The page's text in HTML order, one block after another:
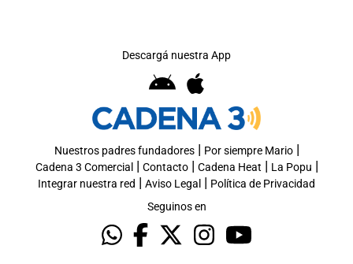
Descargá nuestra App
Nuestros padres fundadores| Por siempre Mario|
Cadena 3 Comercial | Contacto| Cadena Heat | La Popu |
Integrar nuestra red | Aviso Legal | Política de Privacidad
Seguinos en